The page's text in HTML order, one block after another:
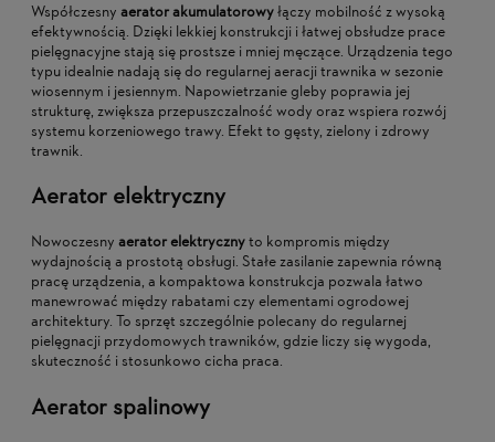
Współczesny aerator akumulatorowyłączy mobilność z wysoką
efektywnością. Dzięki lekkiej konstrukcji i łatwej obsłudze prace
pielęgnacyjne stają się prostsze i mniej męczące. Urządzenia tego
typu idealnie nadają się do regularnej aeracji trawnika w sezonie
wiosennym i jesiennym. Napowietrzanie gleby poprawia jej
strukturę, zwiększa przepuszczalność wody oraz wspiera rozwój
systemu korzeniowego trawy. Efekt to gęsty, zielony i zdrowy
trawnik.
Aerator elektryczny
Nowoczesny aerator elektrycznyto kompromis między
wydajnością a prostotą obsługi. Stałe zasilanie zapewnia równą
pracę urządzenia, a kompaktowa konstrukcja pozwala łatwo
manewrować między rabatami czy elementami ogrodowej
architektury. To sprzęt szczególnie polecany do regularnej
pielęgnacji przydomowych trawników, gdzie liczy się wygoda,
skuteczność i stosunkowo cicha praca.
Aerator spalinowy